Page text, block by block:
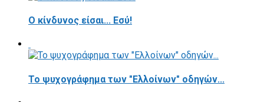
Ο κίνδυνος είσαι... Εσύ!
Το ψυχογράφημα των "Ελλοίνων" οδηγών...